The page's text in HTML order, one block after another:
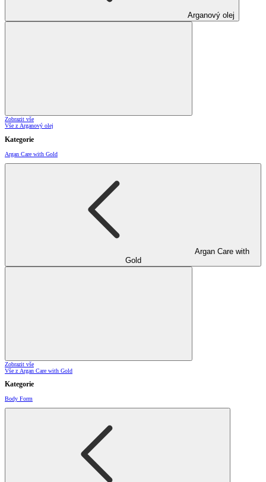
Arganový olej
Zobrazit vše
Vše z Arganový olej
Kategorie
Argan Care with Gold
Argan Care with
Gold
Zobrazit vše
Vše z Argan Care with Gold
Kategorie
Body Form